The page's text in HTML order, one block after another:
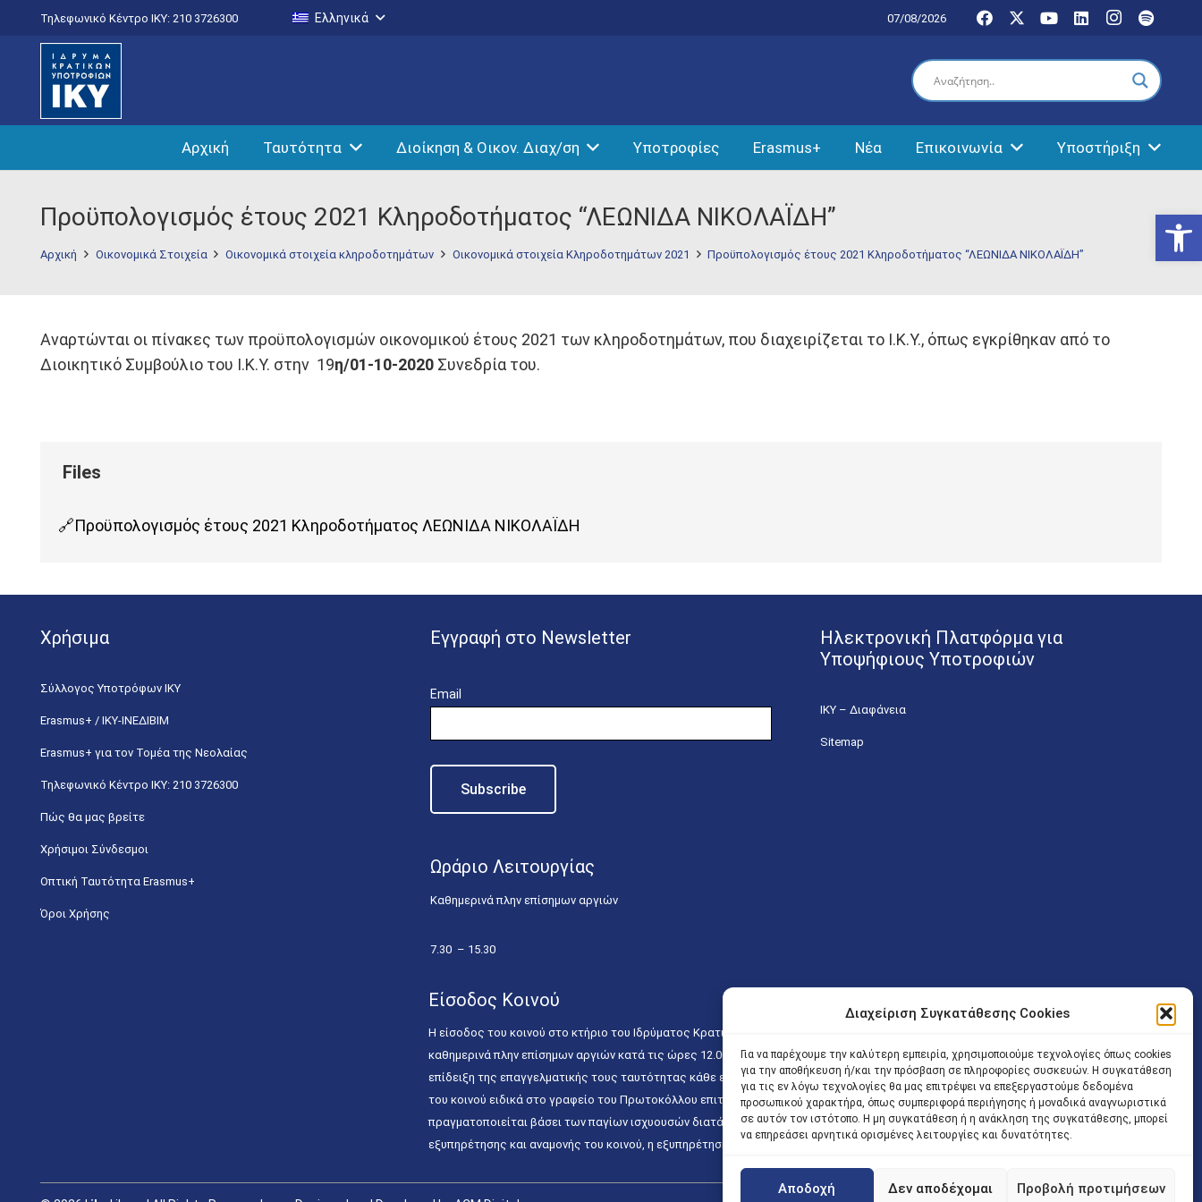
Διαχείριση Συγκατάθεσης Cookies
Για να παρέχουμε την καλύτερη εμπειρία, χρησιμοποιούμε τεχνολογίες όπως cookies
για την αποθήκευση ή/και την πρόσβαση σε πληροφορίες συσκευών. Η συγκατάθεση
για τις εν λόγω τεχνολογίες θα μας επιτρέψει να επεξεργαστούμε δεδομένα
προσωπικού χαρακτήρα, όπως συμπεριφορά περιήγησης ή μοναδικά αναγνωριστικά
σε αυτόν τον ιστότοπο. Η μη συγκατάθεση ή η ανάκληση της συγκατάθεσης, μπορεί
να επηρεάσει αρνητικά ορισμένες λειτουργίες και δυνατότητες.
Αποδοχή Δεν αποδέχομαι Προβολή προτιμήσεων
Τηλεφωνικό Κέντρο IKY: 210 3726300 Ελληνικά 07/08/2026
Αρχική Ταυτότητα Διοίκηση & Οικον. Διαχ/ση Υποτροφίες Erasmus+ Νέα Επικοινωνία Υποστήριξη
Προϋπολογισμός έτους 2021 Κληροδοτήματος “ΛΕΩΝΙΔΑ ΝΙΚΟΛΑΪΔΗ”
Αρχική Οικονομικά Στοιχεία Οικονομικά στοιχεία κληροδοτημάτων Οικονομικά στοιχεία Κληροδοτημάτων 2021 Προϋπολογισμός έτους 2021 Κληροδοτήματος “ΛΕΩΝΙΔΑ ΝΙΚΟΛΑΪΔΗ”
Αναρτώνται οι πίνακες των προϋπολογισμών οικονομικού έτους 2021 των κληροδοτημάτων, που διαχειρίζεται το Ι.Κ.Υ., όπως εγκρίθηκαν από το
Διοικητικό Συμβούλιο του Ι.Κ.Υ. στην 19η/01-10-2020 Συνεδρία του.
Προϋπολογισμός έτους 2021 Κληροδοτήματος ΛΕΩΝΙΔΑ ΝΙΚΟΛΑΪΔΗ
Χρήσιμα
Σύλλογος Υποτρόφων ΙΚΥ
Erasmus+ / ΙΚΥ-ΙΝΕΔΙΒΙΜ
Erasmus+ για τον Τομέα της Νεολαίας
Τηλεφωνικό Κέντρο IKY: 210 3726300
Πώς θα μας βρείτε
Χρήσιμοι Σύνδεσμοι
Οπτική Ταυτότητα Erasmus+
Όροι Χρήσης
Εγγραφή στο Newsletter
Email
Ωράριο Λειτουργίας
Καθημερινά πλην επίσημων αργιών
7.30 – 15.30
Ηλεκτρονική Πλατφόρμα για
Υποψήφιους Υποτροφιών
ΙΚΥ – Διαφάνεια
Sitemap
Είσοδος Κοινού
Η είσοδος του κοινού στο κτήριο του Ιδρύματος Κρατικών Υποτροφιών (Λ. Εθνικής Αντιστάσεως 41 T.K.14234 Νέα Ιωνία), επιτρέπεται
καθημερινά πλην επίσημων αργιών κατά τις ώρες 12.00 – 15.00. Η είσοδος των Δικηγόρων στο κτήριο επιτρέπεται ελεύθερα με την
επίδειξη της επαγγελματικής τους ταυτότητας κάθε εργάσιμη ημέρα και ώρα χωρίς κανέναν χρονικό ή άλλο περιορισμό. Η είσοδος
του κοινού ειδικά στο γραφείο του Πρωτοκόλλου επιτρέπεται καθημερινά κατά τις ώρες 9.00 – 15.00. Η εξυπηρέτηση του κοινού
πραγματοποιείται βάσει των παγίων ισχυουσών διατάξεων. Για την αποφυγή συνωστισμού εντός του εσωτερικού χώρου
εξυπηρέτησης και αναμονής του κοινού, η εξυπηρέτησή του δύναται να πραγματοποιείται κατόπιν προγραμματισμένου ραντεβού.